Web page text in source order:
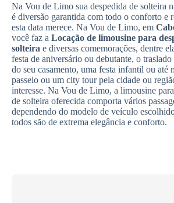
Na Vou de Limo sua despedida de solteira
é diversão garantida com todo o conforto e
esta data merece. Na Vou de Limo, em
você faz a Locação de limousine para
solteira e diversas comemorações, dentre
festa de aniversário ou debutante, o traslado
do seu casamento, uma festa infantil ou até
passeio ou um city tour pela cidade ou
interesse. Na Vou de Limo, a limousine
de solteira oferecida comporta vários
dependendo do modelo de veículo
todos são de extrema elegância e conforto.